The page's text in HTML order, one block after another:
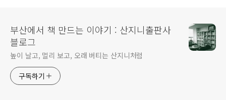
부산에서 책 만드는 이야기 : 산지니출판사
블로그
높이 날고, 멀리 보고, 오래 버티는 산지니처럼
구독하기